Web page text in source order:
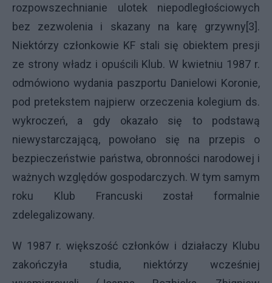
rozpowszechnianie ulotek niepodległościowych
bez zezwolenia i skazany na karę grzywny[3].
Niektórzy członkowie KF stali się obiektem presji
ze strony władz i opuścili Klub. W kwietniu 1987 r.
odmówiono wydania paszportu Danielowi Koronie,
pod pretekstem najpierw orzeczenia kolegium ds.
wykroczeń, a gdy okazało się to podstawą
niewystarczającą, powołano się na przepis o
bezpieczeństwie państwa, obronności narodowej i
ważnych względów gospodarczych. W tym samym
roku Klub Francuski został formalnie
zdelegalizowany.
W 1987 r. większość członków i działaczy Klubu
zakończyła studia, niektórzy wcześniej